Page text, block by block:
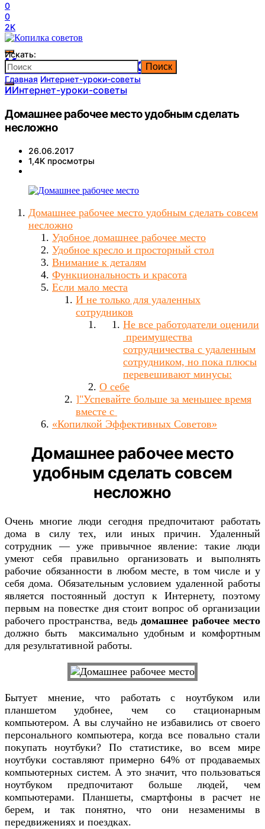
0
0
2K
Копилка советов
Искать:
Поиск
Главная Интернет-уроки-советы
ИИнтернет-уроки-советы
Домашнее рабочее место удобным сделать
несложно
26.06.2017
1,4K просмотры
Домашнее рабочее место удобным сделать совсем
несложно
Удобное домашнее рабочее место
Удобное кресло и просторный стол
Внимание к деталям
Функциональность и красота
Если мало места
И не только для удаленных
сотрудников
Не все работодатели оценили
преимущества
сотрудничества с удаленным
сотрудником, но пока плюсы
перевешивают минусы:
О себе
]"Успевайте больше за меньшее время
вместе с
«Копилкой Эффективных Советов»
Домашнее рабочее место
удобным сделать совсем
несложно
Очень многие люди сегодня предпочитают работать
дома в силу тех, или иных причин. Удаленный
сотрудник — уже привычное явление: такие люди
умеют себя правильно организовать и выполнять
рабочие обязанности в любом месте, в том числе и у
себя дома. Обязательным условием удаленной работы
является постоянный доступ к Интернету, поэтому
первым на повестке дня стоит вопрос об организации
рабочего пространства, ведьдомашнее рабочее место
должно быть максимально удобным и комфортным
для результативной работы.
Бытует мнение, что работать с ноутбуком или
планшетом удобнее, чем со стационарным
компьютером. А вы случайно не избавились от своего
персонального компьютера, когда все повально стали
покупать ноутбуки? По статистике, во всем мире
ноутбуки составляют примерно 64% от продаваемых
компьютерных систем. А это значит, что пользоваться
ноутбуком предпочитают больше людей, чем
компьютерами. Планшеты, смартфоны в расчет не
берем, и так понятно, что они незаменимы в
передвижениях и поездках.